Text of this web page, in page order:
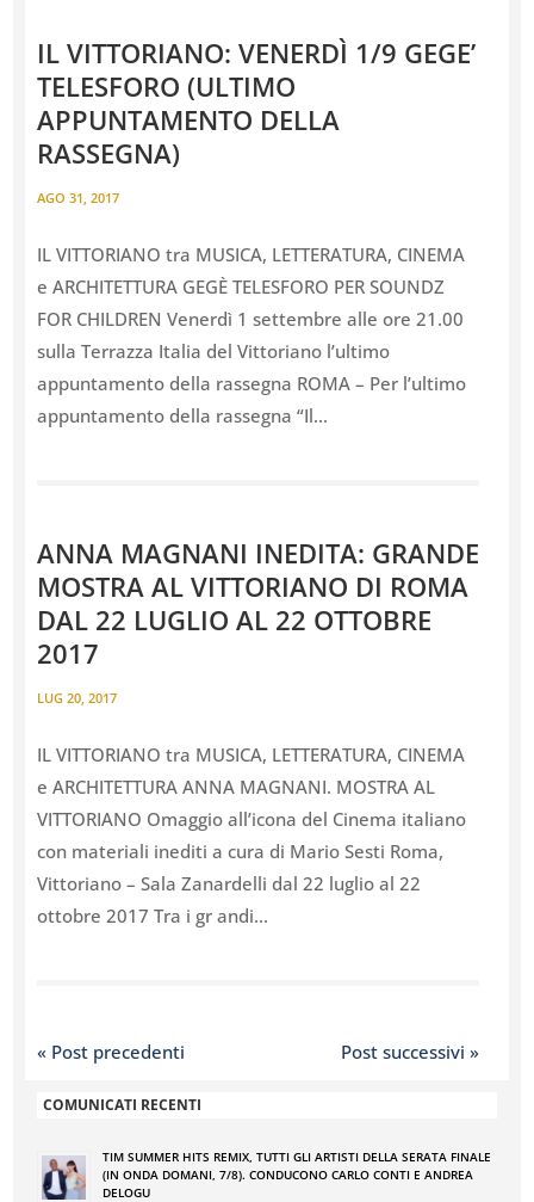
IL VITTORIANO: VENERDÌ 1/9 GEGE’
TELESFORO (ULTIMO
APPUNTAMENTO DELLA
RASSEGNA)
AGO 31, 2017
IL VITTORIANO tra MUSICA, LETTERATURA, CINEMA
e ARCHITETTURA GEGÈ TELESFORO PER SOUNDZ
FOR CHILDREN Venerdì 1 settembre alle ore 21.00
sulla Terrazza Italia del Vittoriano l’ultimo
appuntamento della rassegna ROMA – Per l’ultimo
appuntamento della rassegna “Il...
ANNA MAGNANI INEDITA: GRANDE
MOSTRA AL VITTORIANO DI ROMA
DAL 22 LUGLIO AL 22 OTTOBRE
2017
LUG 20, 2017
IL VITTORIANO tra MUSICA, LETTERATURA, CINEMA
e ARCHITETTURA ANNA MAGNANI. MOSTRA AL
VITTORIANO Omaggio all’icona del Cinema italiano
con materiali inediti a cura di Mario Sesti Roma,
Vittoriano – Sala Zanardelli dal 22 luglio al 22
ottobre 2017 Tra i gr andi...
« Post precedenti Post successivi »
COMUNICATI RECENTI
TIM SUMMER HITS REMIX, TUTTI GLI ARTISTI DELLA SERATA FINALE
(IN ONDA DOMANI, 7/8). CONDUCONO CARLO CONTI E ANDREA
DELOGU